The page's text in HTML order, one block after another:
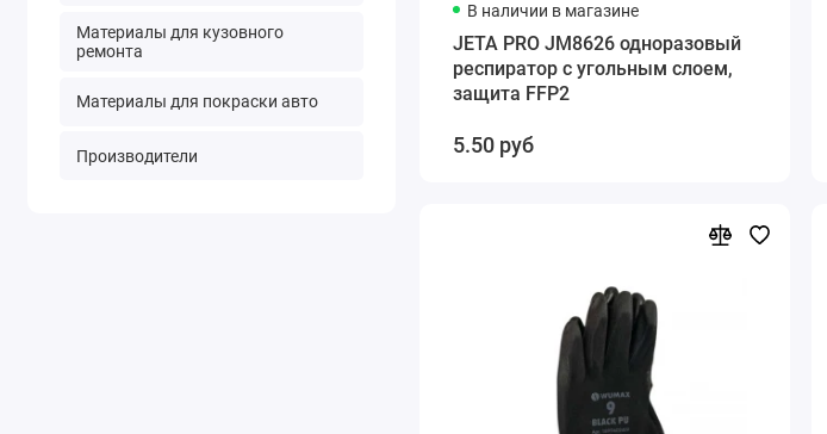
Материалы для кузовного
ремонта
Материалы для покраски авто
Производители
В наличии в магазине
JETA PRO JM8626 одноразовый
респиратор с угольным слоем,
защита FFP2
5.50 руб